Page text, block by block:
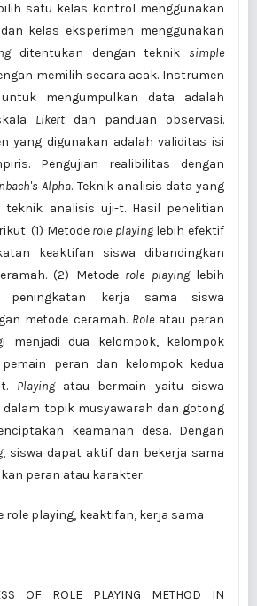
satu kelas kontrol menggunakan
kelas eksperimen menggunakan
ditentukan dengan teknik simple
memilih secara acak. Instrumen
mengumpulkan data adalah
Likert dan panduan observasi.
yang digunakan adalah validitas isi
Pengujian realibilitas dengan
Alpha. Teknik analisis data yang
teknik analisis uji-t. Hasil penelitian
(1) Metode role playinglebih efektif
keaktifan siswa dibandingkan
(2) Metode role playinglebih
peningkatan kerja sama siswa
metode ceramah. Roleatau peran
menjadi dua kelompok, kelompok
peran dan kelompok kedua
Playingatau bermain yaitu siswa
topik musyawarah dan gotong
keamanan desa. Dengan
, siswa dapat aktif dan bekerja sama
peran atau karakter.
role playing, keaktifan, kerja sama
OF ROLE PLAYING METHOD IN